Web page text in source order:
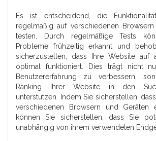
Es ist entscheidend, die
regelmäßig auf verschiedenen
testen. Durch regelmäßige Tests
Probleme frühzeitig erkannt und
sicherzustellen, dass Ihre Website auf
optimal funktioniert. Dies trägt nicht
Benutzererfahrung zu verbessern,
Ranking Ihrer Website in den
unterstützen. Indem Sie sicherstellen,
verschiedenen Browsern und Geräten
können Sie sicherstellen, dass Sie
unabhängig von ihrem verwendeten